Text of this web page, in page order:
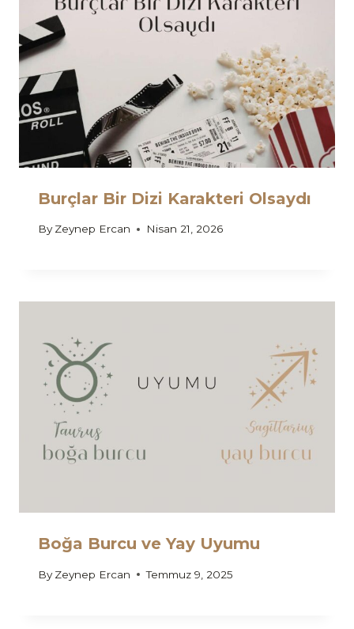
Burçlar Bir Dizi Karakteri Olsaydı
By Zeynep Ercan Nisan 21, 2026
Boğa Burcu ve Yay Uyumu
By Zeynep Ercan Temmuz 9, 2025